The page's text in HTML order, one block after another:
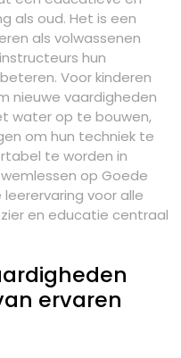
als oud. Het is een
als volwassenen
hun
Voor kinderen
nieuwe vaardigheden
water op te bouwen,
om hun techniek te
te worden in
op Goede
voor alle
en educatie centraal
ervaren